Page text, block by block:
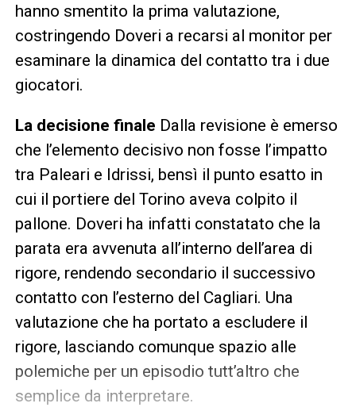
hanno smentito la prima valutazione,
costringendo Doveri a recarsi al monitor per
esaminare la dinamica del contatto tra i due
giocatori.
La decisione finale Dalla revisione è emerso
che l’elemento decisivo non fosse l’impatto
tra Paleari e Idrissi, bensì il punto esatto in
cui il portiere del Torino aveva colpito il
pallone. Doveri ha infatti constatato che la
parata era avvenuta all’interno dell’area di
rigore, rendendo secondario il successivo
contatto con l’esterno del Cagliari. Una
valutazione che ha portato a escludere il
rigore, lasciando comunque spazio alle
polemiche per un episodio tutt’altro che
semplice da interpretare.